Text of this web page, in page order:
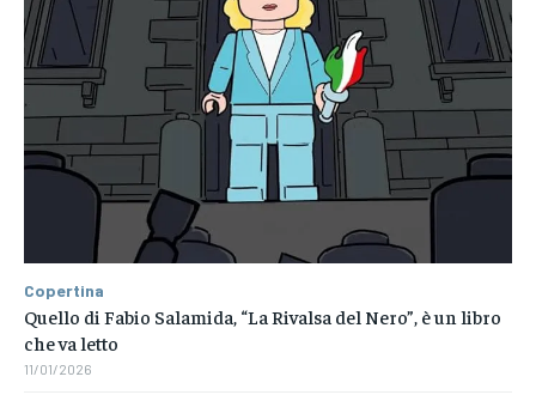
Copertina
Quello di Fabio Salamida, “La Rivalsa del Nero”, è un libro
che va letto
11/01/2026